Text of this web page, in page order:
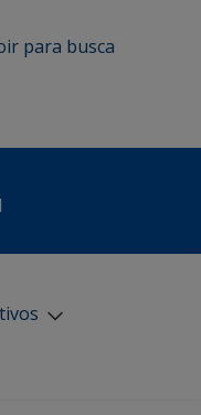
ir para busca